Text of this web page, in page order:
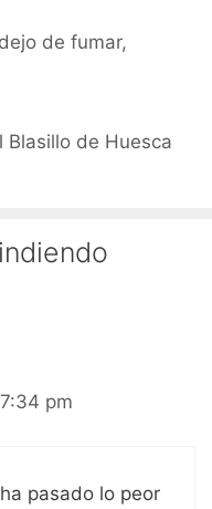
de fumar,
Blasillo de Huesca
pm
pasado lo peor